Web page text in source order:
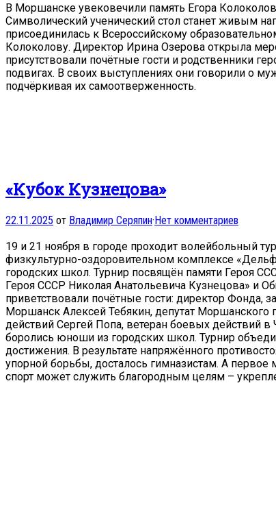
В Моршанске увековечили память Егора
Символический ученический стол станет живым
присоединилась к Всероссийскому
Колоколову. Директор Ирина Озерова открыла
присутствовали почётные гости и родственники
подвигах. В своих выступлениях они говорили о
подчёркивая их самоотверженность.
«Кубок Кузнецова»
22.11.2025 от Владимир Серяпин·Нет комментариев
19 и 21 ноября в городе проходит волейбольный
физкультурно-оздоровительном комплексе
городских школ. Турнир посвящён памяти Героя
Героя СССР Николая Анатольевича Кузнецова» и
приветствовали почётные гости: директор Фонда,
Моршанск Алексей Тебякин, депутат Моршанского
действий Сергей Попа, ветеран боевых
боролись юноши из городских школ. Турнир
достижения. В результате напряжённого
упорной борьбы, досталось гимназистам. А
спорт может служить благородным целям –